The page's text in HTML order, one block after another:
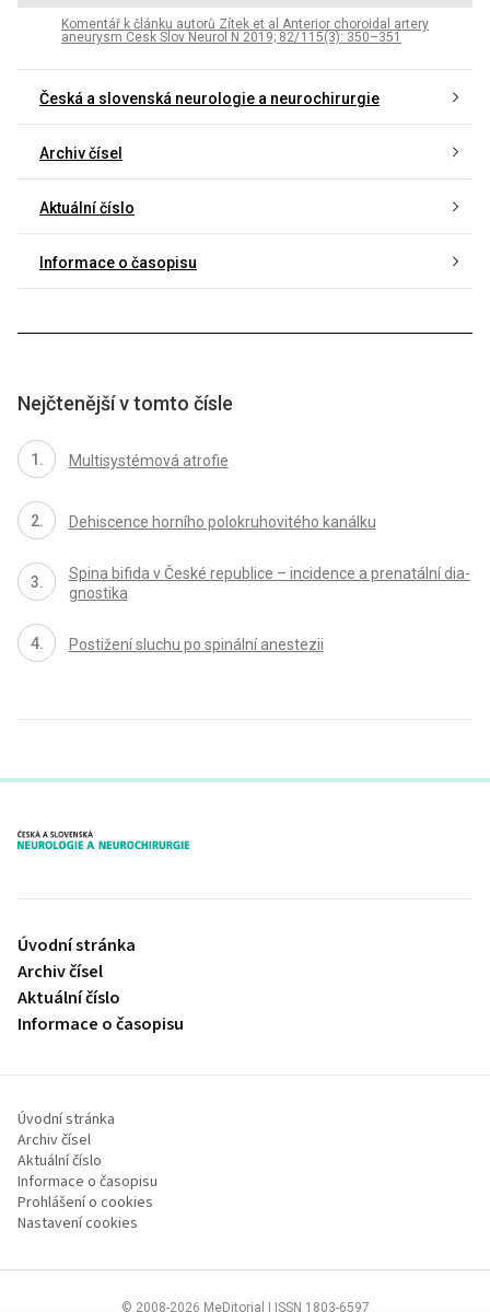
Komentář k článku autorů Zítek et al Anterior choroidal artery
aneurysm Cesk Slov Neurol N 2019; 82/ 115(3): 350–351
Česká a slovenská neurologie a neurochirurgie
Archiv čísel
Aktuální číslo
Informace o časopisu
Nejčtenější v tomto čísle
Multisystémová atrofie
Dehiscence horního polokruhovitého kanálku
Spina bifida v České republice – incidence a prenatální dia­
gnostika
Postižení sluchu po spinální anestezii
proLékaře.cz
Úvodní stránka
Archiv čísel
Aktuální číslo
Informace o časopisu
Úvodní stránka
Archiv čísel
Aktuální číslo
Informace o časopisu
Prohlášení o cookies
Nastavení cookies
© 2008-2026 MeDitorial | ISSN 1803-6597